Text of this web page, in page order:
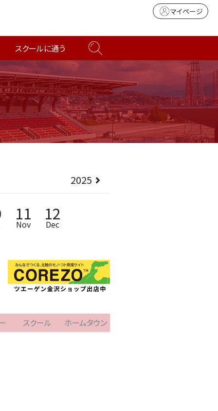
マイページ
スクールに通う
2025
11
Nov
12
Dec
スクール ホームタウン